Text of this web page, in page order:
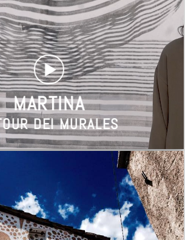
MARTINA
DEI MURALES